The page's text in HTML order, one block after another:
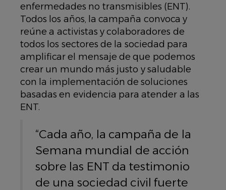
enfermedades no transmisibles (ENT).
Todos los años, la campaña convoca y
reúne a activistas y colaboradores de
todos los sectores de la sociedad para
amplificar el mensaje de que podemos
crear un mundo más justo y saludable
con la implementación de soluciones
basadas en evidencia para atender a las
ENT.
“Cada año, la campaña de la
Semana mundial de acción
sobre las ENT da testimonio
de una sociedad civil fuerte